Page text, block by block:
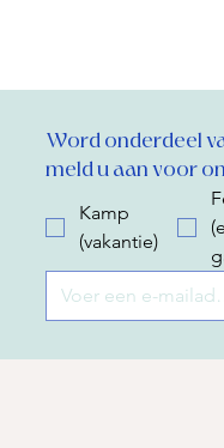
Word onderdeel
meld u aan voor
Kamp
(vakantie)